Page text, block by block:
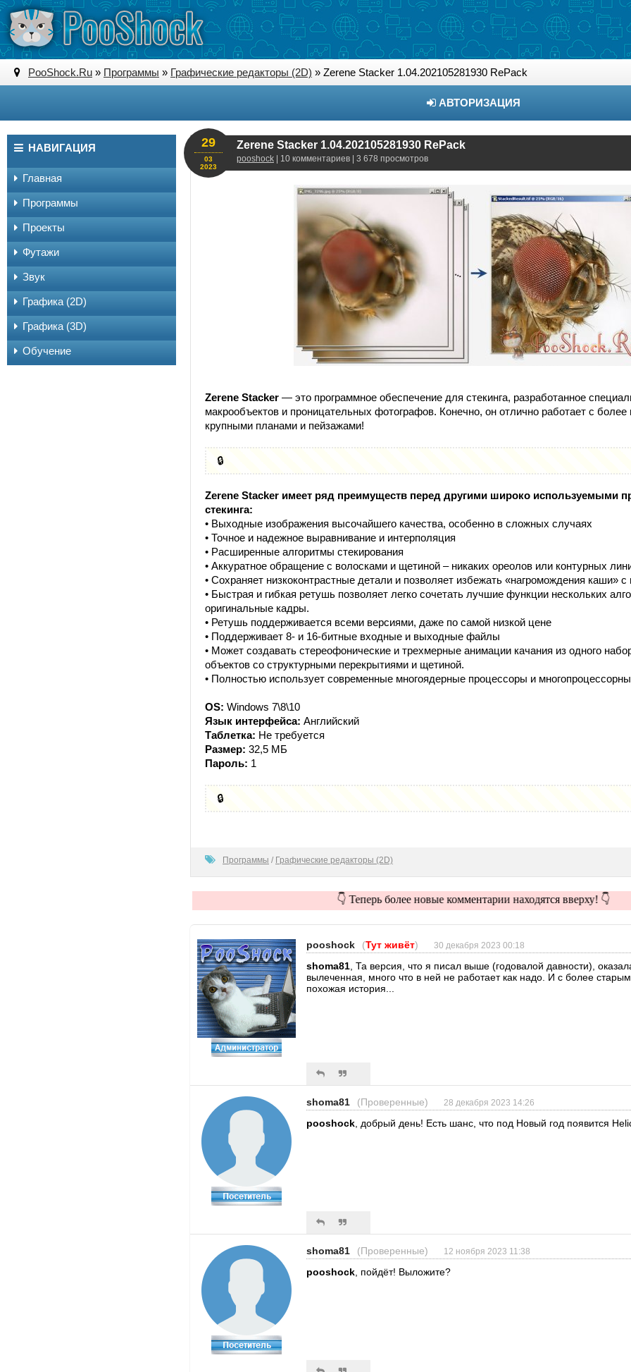
PooShock.Ru » Программы » Графические редакторы (2D) » Zerene Stacker 1.04.202105281930 RePack
АВТОРИЗАЦИЯ
Zerene Stacker 1.04.202105281930 RePack
pooshock | 10 комментариев | 3 678 просмотров
29
03
2023
Zerene Stacker — это программное обеспечение для стекинга, разработанное
макрообъектов и проницательных фотографов. Конечно, он отлично работает с
крупными планами и пейзажами!
🔒
Zerene Stacker имеет ряд преимуществ перед другими широко используемыми
стекинга:
• Выходные изображения высочайшего качества, особенно в сложных случаях
• Точное и надежное выравнивание и интерполяция
• Расширенные алгоритмы стекирования
• Аккуратное обращение с волосками и щетиной – никаких ореолов или контурных
• Сохраняет низкоконтрастные детали и позволяет избежать «нагромождения каши» с
• Быстрая и гибкая ретушь позволяет легко сочетать лучшие функции нескольких
оригинальные кадры.
• Ретушь поддерживается всеми версиями, даже по самой низкой цене
• Поддерживает 8- и 16-битные входные и выходные файлы
• Может создавать стереофонические и трехмерные анимации качания из одного
объектов со структурными перекрытиями и щетиной.
• Полностью использует современные многоядерные процессоры и
OS: Windows 7\8\10
Язык интерфейса: Английский
Таблетка: Не требуется
Размер: 32,5 МБ
Пароль: 1
🔒
Программы / Графические редакторы (2D)
👇 Теперь более новые комментарии находятся вверху! 👇
pooshock (Тут живёт) 30 декабря 2023 00:18
shoma81, Та версия, что я писал выше (годовалой давности),
вылеченная, много что в ней не работает как надо. И с более
похожая история...
shoma81 (Проверенные) 28 декабря 2023 14:26
pooshock, добрый день! Есть шанс, что под Новый год появится
shoma81 (Проверенные) 12 ноября 2023 11:38
pooshock, пойдёт! Выложите?
НАВИГАЦИЯ
Главная
Программы
Проекты
Футажи
Звук
Графика (2D)
Графика (3D)
Обучение